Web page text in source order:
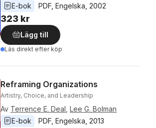
E-bok
PDF Engelska 2002
323 kr
Lägg till
Läs direkt efter köp
Reframing Organizations
Artistry, Choice, and Leadership
Av Terrence E. Deal Lee G. Bolman
E-bok
PDF Engelska 2013